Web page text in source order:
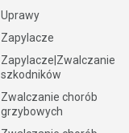
Uprawy
Zapylacze
Zapylacze|Zwalczanie
szkodników
Zwalczanie chorób
grzybowych